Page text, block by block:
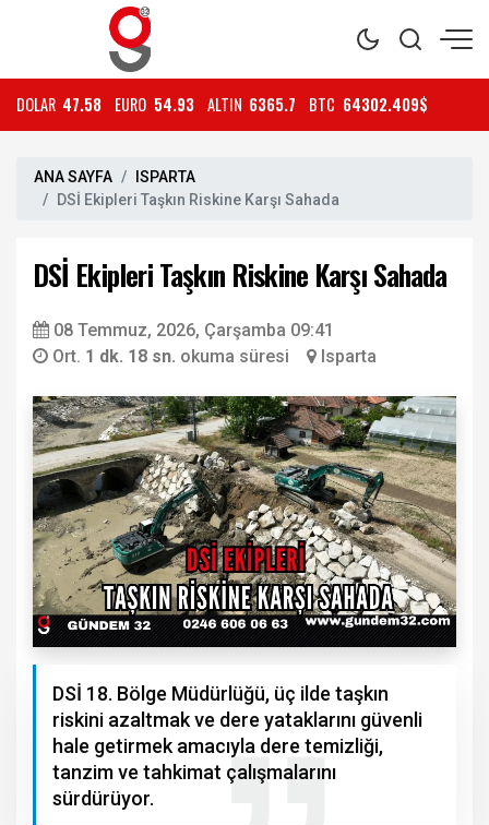
DOLAR 47.58 EURO 54.93 ALTIN 6365.7 BTC 64302.409$
ANA SAYFA
ISPARTA
DSİ Ekipleri Taşkın Riskine Karşı Sahada
DSİ Ekipleri Taşkın Riskine Karşı Sahada
08 Temmuz, 2026, Çarşamba 09:41
Ort. 1 dk. 18 sn. okuma süresi Isparta
DSİ 18. Bölge Müdürlüğü, üç ilde taşkın
riskini azaltmak ve dere yataklarını güvenli
hale getirmek amacıyla dere temizliği,
tanzim ve tahkimat çalışmalarını
sürdürüyor.